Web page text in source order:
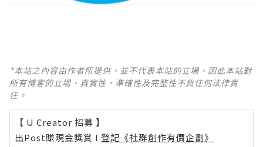
*本站之內容由作者所提供，並不代表本站的立場。因此本站對
所有博客的立場、真實性、準確性及完整性不負任何法律責
任。
【 U Creator 招募 】
出Post賺現金獎賞 l 登記《社群創作有價企劃》